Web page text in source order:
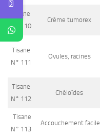
Tisane
N° 110
Crème tumorex
Tisane
N° 111
Ovules, racines
Tisane
N° 112
Chéloïdes
Tisane
N° 113
Accouchement facile